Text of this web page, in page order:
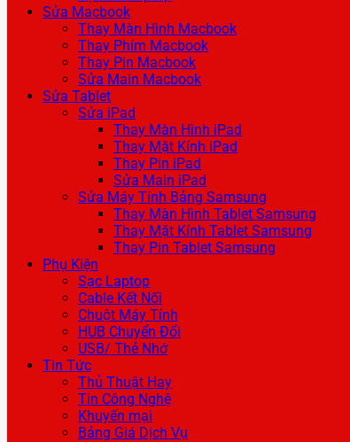
Sửa Macbook
Thay Màn Hình Macbook
Thay Phím Macbook
Thay Pin Macbook
Sửa Main Macbook
Sửa Tablet
Sửa iPad
Thay Màn Hình iPad
Thay Mặt Kính iPad
Thay Pin iPad
Sửa Main iPad
Sửa Máy Tính Bảng Samsung
Thay Màn Hình Tablet Samsung
Thay Mặt Kính Tablet Samsung
Thay Pin Tablet Samsung
Phụ Kiện
Sạc Laptop
Cable Kết Nối
Chuột Máy Tính
HUB Chuyển Đổi
USB/ Thẻ Nhớ
Tin Tức
Thủ Thuật Hay
Tin Công Nghệ
Khuyến mại
Bảng Giá Dịch Vụ